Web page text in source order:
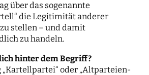
über das sogenannte
die Legitimität anderer
stellen – und damit
zu handeln.
hinter dem Begriff?
„Kartellpartei“ oder „Altparteien-